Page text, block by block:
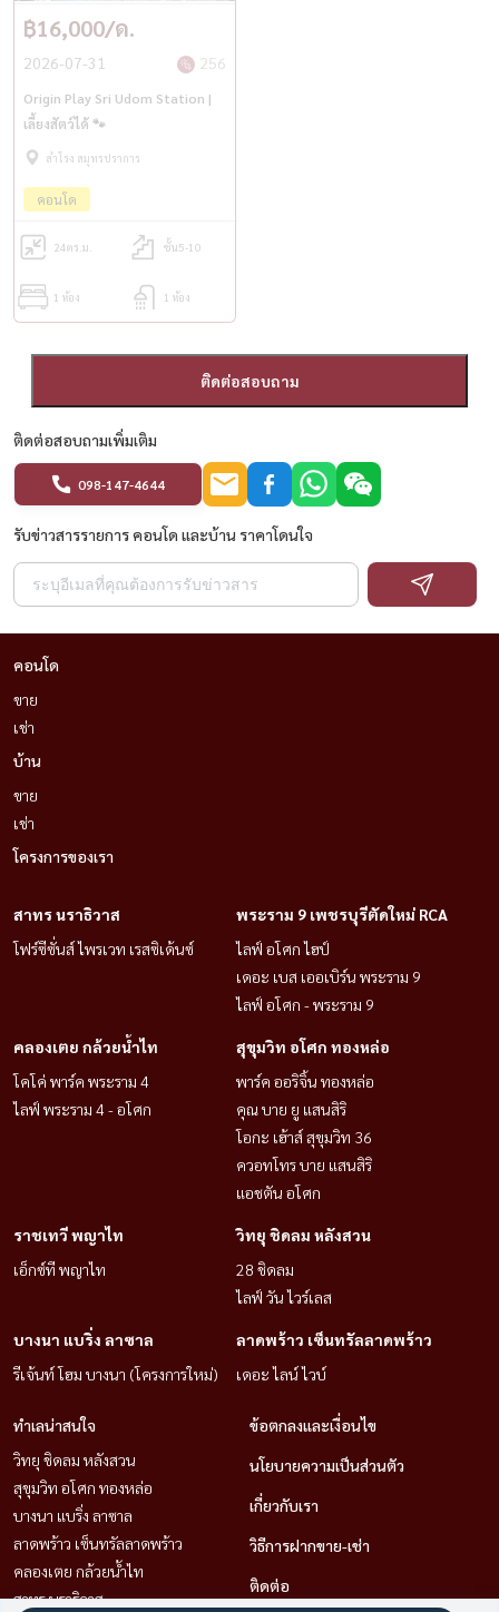
฿16,000/ด.
2026-07-31 256
Origin Play Sri Udom Station |
เลี้ยงสัตว์ได้ 🐾
สำโรง สมุทรปราการ
คอนโด
24ตร.ม. ชั้น5-10
1 ห้อง 1 ห้อง
ติดต่อสอบถาม
ติดต่อสอบถามเพิ่มเติม
098-147-4644
รับข่าวสารรายการ คอนโด และบ้าน ราคาโดนใจ
คอนโด
ขาย
เช่า
บ้าน
ขาย
เช่า
โครงการของเรา
สาทร นราธิวาส
โฟร์ซีซั่นส์ ไพรเวท เรสซิเด้นซ์
พระราม 9 เพชรบุรีตัดใหม่ RCA
ไลฟ์ อโศก ไฮป์
เดอะ เบส เออเบิร์น พระราม 9
ไลฟ์ อโศก - พระราม 9
คลองเตย กล้วยน้ำไท
โคโค่ พาร์ค พระราม 4
ไลฟ์ พระราม 4 - อโศก
สุขุมวิท อโศก ทองหล่อ
พาร์ค ออริจิ้น ทองหล่อ
คุณ บาย ยู แสนสิริ
โอกะ เฮ้าส์ สุขุมวิท 36
ควอทโทร บาย แสนสิริ
แอชตัน อโศก
ราชเทวี พญาไท
เอ็กซ์ที พญาไท
วิทยุ ชิดลม หลังสวน
28 ชิดลม
ไลฟ์ วัน ไวร์เลส
บางนา แบริ่ง ลาซาล
รีเจ้นท์ โฮม บางนา (โครงการใหม่)
ลาดพร้าว เซ็นทรัลลาดพร้าว
เดอะ ไลน์ ไวบ์
ทำเลน่าสนใจ
วิทยุ ชิดลม หลังสวน
สุขุมวิท อโศก ทองหล่อ
บางนา แบริ่ง ลาซาล
ลาดพร้าว เซ็นทรัลลาดพร้าว
คลองเตย กล้วยน้ำไท
สาทร นราธิวาส
ข้อตกลงและเงื่อนไข
นโยบายความเป็นส่วนตัว
เกี่ยวกับเรา
วิธีการฝากขาย-เช่า
ติดต่อ